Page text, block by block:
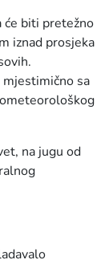
će biti pretežno
iznad prosjeka
sa
na jugu od